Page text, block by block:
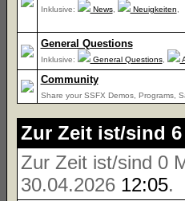
Inklusive: News, Neuigkeiten
General Questions
Inklusive: General Questions,
Community
Share your SSFX Demos, Programs,
Zur Zeit ist/sind
Zur Zeit ist/sind 0
30.04.2026 12:05.